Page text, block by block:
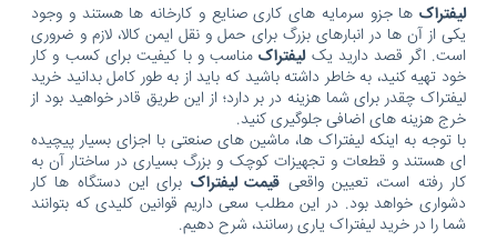
لیفتراک ها جزو سرمایه های کاری صنایع و کارخانه ها هستند و وجود
یکی از آن ها در انبارهای بزرگ برای حمل و نقل ایمن کالا، لازم و ضروری
است. اگر قصد دارید یکلیفتراکمناسب و با کیفیت برای کسب و کار
خود تهیه کنید، به خاطر داشته باشید که باید از به طور کامل بدانید خرید
لیفتراک چقدر برای شما هزینه در بر دارد؛ از این طریق قادر خواهید بود از
خرج هزینه های اضافی جلوگیری کنید.
با توجه به اینکه لیفتراک ها، ماشین های صنعتی با اجزای بسیار پیچیده
ای هستند و قطعات و تجهیزات کوچک و بزرگ بسیاری در ساختار آن به
کار رفته است، تعیین واقعی قیمت لیفتراک برای این دستگاه ها کار
دشواری خواهد بود. در این مطلب سعی داریم قوانین کلیدی که بتوانند
شما را در خرید لیفتراک یاری رسانند، شرح دهیم.